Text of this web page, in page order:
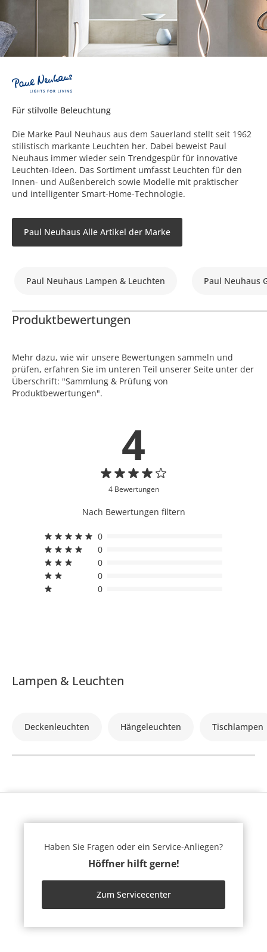
Für stilvolle Beleuchtung
Die Marke Paul Neuhaus aus dem Sauerland stellt seit 1962
stilistisch markante Leuchten her. Dabei beweist Paul
Neuhaus immer wieder sein Trendgespür für innovative
Leuchten-Ideen. Das Sortiment umfasst Leuchten für den
Innen- und Außenbereich sowie Modelle mit praktischer
und intelligenter Smart-Home-Technologie.
Paul Neuhaus Alle Artikel der Marke
Paul Neuhaus Lampen & Leuchten Paul Neuhaus
Produktbewertungen
Mehr dazu, wie wir unsere Bewertungen sammeln und
prüfen, erfahren Sie im unteren Teil unserer Seite unter der
Überschrift: "Sammlung & Prüfung von
Produktbewertungen".
4
4 Bewertungen
Nach Bewertungen filtern
0
0
0
0
0
Lampen & Leuchten
Deckenleuchten Hängeleuchten Tischlampen
Haben Sie Fragen oder ein Service-Anliegen?
Höffner hilft gerne!
Zum Servicecenter